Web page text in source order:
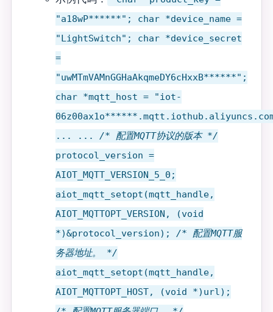
"a18wP******"; char *device_name =
"LightSwitch"; char *device_secret
=
"uwMTmVAMnGGHaAkqmeDY6cHxxB******";
char *mqtt_host = "iot-
... ... /* 配置MQTT协议的版本 */
protocol_version =
AIOT_MQTT_VERSION_5_0;
aiot_mqtt_setopt(mqtt_handle,
AIOT_MQTTOPT_VERSION, (void
*)&protocol_version); /* 配置MQTT服
务器地址。 */
aiot_mqtt_setopt(mqtt_handle,
AIOT_MQTTOPT_HOST, (void *)url);